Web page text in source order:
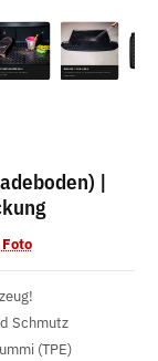
|
Schmutz
(TPE)